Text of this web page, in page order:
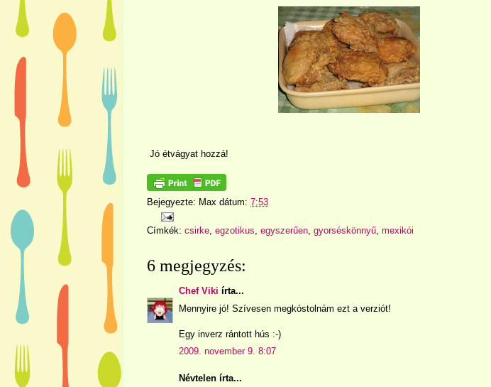
Jó étvágyat hozzá!
Bejegyezte: Max dátum: 7:53
Címkék: csirke, egzotikus, egyszerűen, gyorséskönnyű, mexikói
6 megjegyzés:
Chef Viki írta...
Mennyire jó! Szívesen megkóstolnám ezt a verziót!
Egy inverz rántott hús :-)
2009. november 9. 8:07
Névtelen írta...